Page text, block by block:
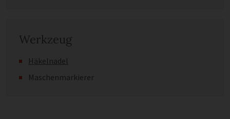
Werkzeug
Häkelnadel
Maschenmarkierer